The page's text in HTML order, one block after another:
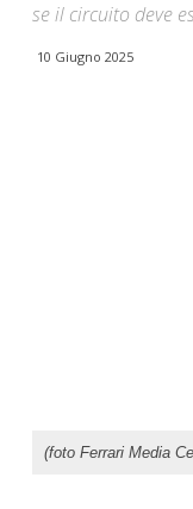
se il circuito deve
10 Giugno 2025
(foto Ferrari Media